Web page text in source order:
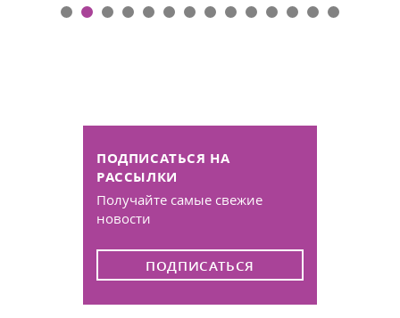
ПОДПИСАТЬСЯ НА
РАССЫЛКИ
Получайте самые свежие
новости
ПОДПИСАТЬСЯ